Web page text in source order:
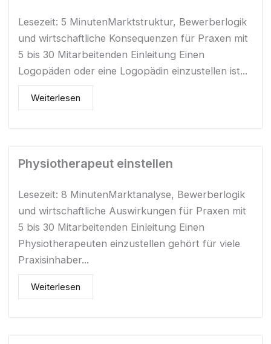
Lesezeit: 5 MinutenMarktstruktur, Bewerberlogik
und wirtschaftliche Konsequenzen für Praxen mit
5 bis 30 Mitarbeitenden Einleitung Einen
Logopäden oder eine Logopädin einzustellen ist...
Weiterlesen
Physiotherapeut einstellen
Lesezeit: 8 MinutenMarktanalyse, Bewerberlogik
und wirtschaftliche Auswirkungen für Praxen mit
5 bis 30 Mitarbeitenden Einleitung Einen
Physiotherapeuten einzustellen gehört für viele
Praxisinhaber...
Weiterlesen